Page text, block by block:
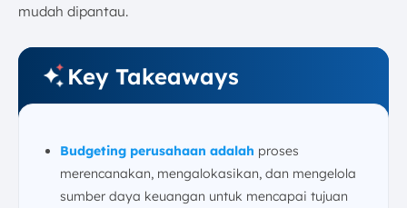
Keuangan
2. Perusahaan Retail
5. Perusahaan Teknologi
Masalah Umum dalam Proses Budgeting Perusahaan
mudah dipantau.
Key Takeaways
Budgeting perusahaan adalah proses
merencanakan, mengalokasikan, dan mengelola
sumber daya keuangan untuk mencapai tujuan